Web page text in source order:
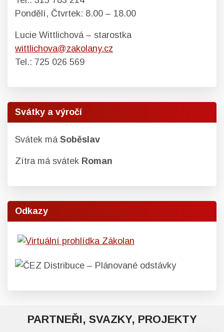
Pondělí, Čtvrtek: 8.00 – 18.00
Lucie Wittlichová – starostka
wittlichova@zakolany.cz
Tel.: 725 026 569
Svátky a výročí
Svátek má Soběslav
Zítra má svátek Roman
Odkazy
PARTNEŘI, SVAZKY, PROJEKTY